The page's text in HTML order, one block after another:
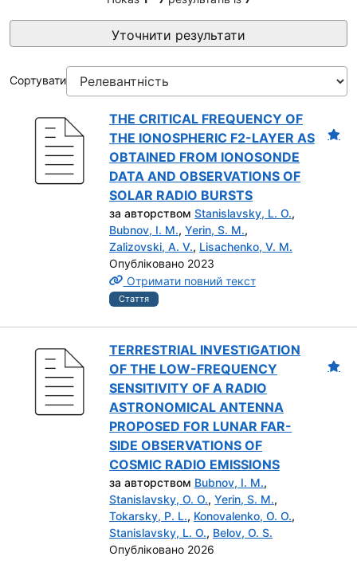
Уточнити результати
Сортувати
THE CRITICAL FREQUENCY OF
THE IONOSPHERIC F2-LAYER AS
OBTAINED FROM IONOSONDE
DATA AND OBSERVATIONS OF
SOLAR RADIO BURSTS
за авторством Stanislavsky, L. O.,
Bubnov, I. M., Yerin, S. M.,
Zalizovski, A. V., Lisachenko, V. M.
Опубліковано 2023
Отримати повний текст
Стаття
TERRESTRIAL INVESTIGATION
OF THE LOW-FREQUENCY
SENSITIVITY OF A RADIO
ASTRONOMICAL ANTENNA
PROPOSED FOR LUNAR FAR-
SIDE OBSERVATIONS OF
COSMIC RADIO EMISSIONS
за авторством Bubnov, I. M.,
Stanislavsky, O. O., Yerin, S. M.,
Tokarsky, P. L., Konovalenko, O. O.,
Stanislavsky, L. O., Belov, O. S.
Опубліковано 2026